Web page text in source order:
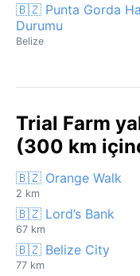
🇧🇿 Punta Gorda
Durumu
Belize
Trial Farm
(300 km
🇧🇿 Orange Walk
2 km
🇧🇿 Lord’s Bank
67 km
🇧🇿 Belize City
77 km